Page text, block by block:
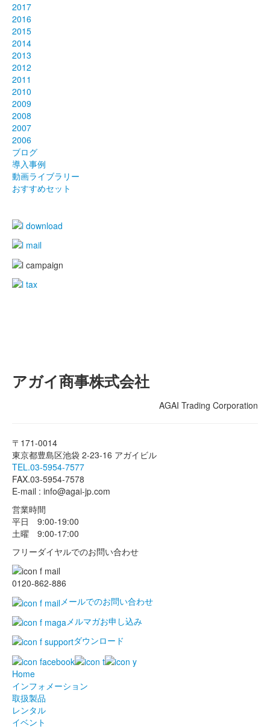
2017
2016
2015
2014
2013
2012
2011
2010
2009
2008
2007
2006
ブログ
導入事例
動画ライブラリー
おすすめセット
アガイ商事株式会社
AGAI Trading Corporation
〒171-0014
東京都豊島区池袋 2-23-16 アガイビル
TEL.03-5954-7577
FAX.03-5954-7578
E-mail : info@agai-jp.com
営業時間
平日 9:00-19:00
土曜 9:00-17:00
フリーダイヤルでのお問い合わせ
0120-862-886
メールでのお問い合わせ
メルマガお申し込み
ダウンロード
Home
インフォメーション
取扱製品
レンタル
イベント